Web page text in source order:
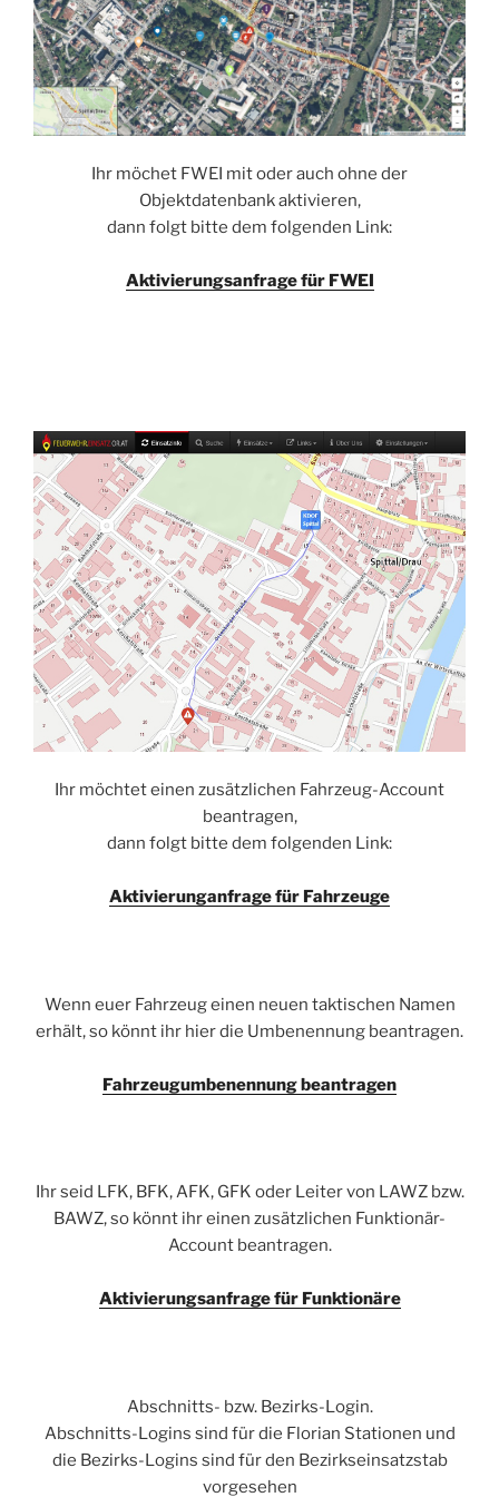
Ihr möchet FWEI mit oder auch ohne der
Objektdatenbank aktivieren,
dann folgt bitte dem folgenden Link:
Aktivierungsanfrage für FWEI
Ihr möchtet einen zusätzlichen Fahrzeug-Account
beantragen,
dann folgt bitte dem folgenden Link:
Aktivierunganfrage für Fahrzeuge
Wenn euer Fahrzeug einen neuen taktischen Namen
erhält, so könnt ihr hier die Umbenennung beantragen.
Fahrzeugumbenennung beantragen
Ihr seid LFK, BFK, AFK, GFK oder Leiter von LAWZ bzw.
BAWZ, so könnt ihr einen zusätzlichen Funktionär-
Account beantragen.
Aktivierungsanfrage für Funktionäre
Abschnitts- bzw. Bezirks-Login.
Abschnitts-Logins sind für die Florian Stationen und
die Bezirks-Logins sind für den Bezirkseinsatzstab
vorgesehen